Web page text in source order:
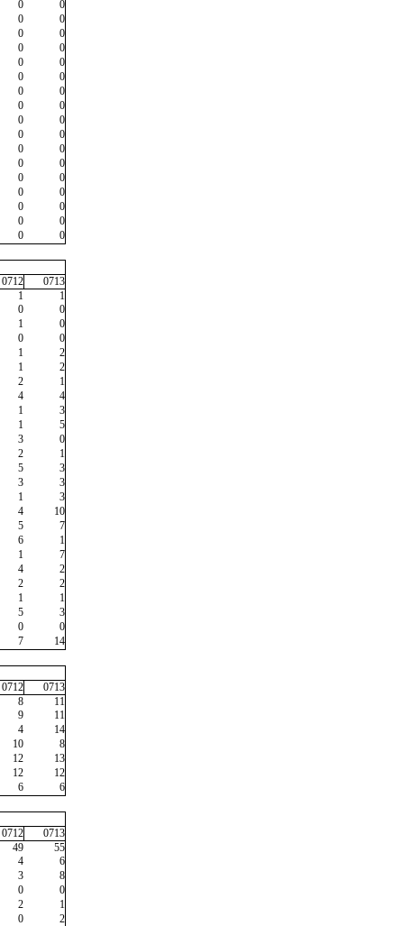
0
0
0
0
0
0
0
0
0
0
0
0
0
0
0
0
0
0
0
0
0
0
0
0
0
0
0
0
0
0
0
0
0
0
0712
0713
1
1
0
0
1
0
0
0
1
2
1
2
2
1
4
4
1
3
1
5
3
0
2
1
5
3
3
3
1
3
4
10
5
7
6
1
1
7
4
2
2
2
1
1
5
3
0
0
7
14
0712
0713
8
11
9
11
4
14
10
8
12
13
12
12
6
6
0712
0713
49
55
4
6
3
8
0
0
2
1
0 2